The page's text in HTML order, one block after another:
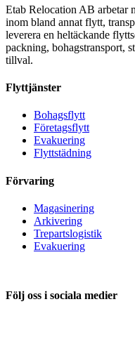
Etab Relocation AB arbetar
inom bland annat flytt,
leverera en heltäckande
packning, bohagstransport,
tillval.
Flyttjänster
Bohagsflytt
Företagsflytt
Evakuering
Flyttstädning
Förvaring
Magasinering
Arkivering
Trepartslogistik
Evakuering
Följ oss i sociala medier